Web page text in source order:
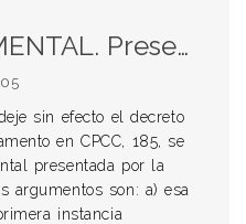
de allegar tempestivamente la documental introducida tardíamente en el proceso.
sin efecto el decreto
en CPCC, 185, se
presentada por la
argumentos son: a) esa
instancia